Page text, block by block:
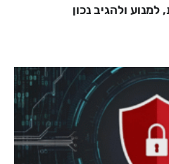
ולהגיב נכון